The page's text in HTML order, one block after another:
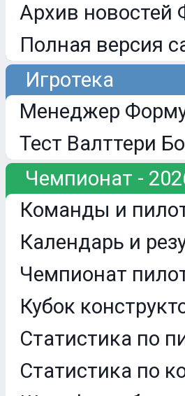
Архив новостей
Полная версия
Игротека
Менеджер
Тест Валттери
Чемпионат -
Команды и
Календарь и
Чемпионат
Кубок
Статистика по
Статистика по